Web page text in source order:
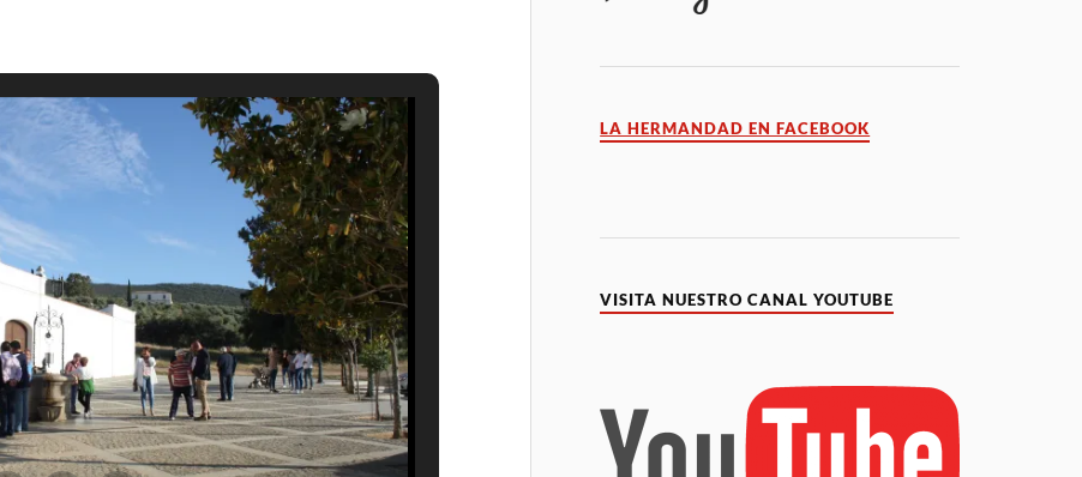
LA HERMANDAD EN FACEBOOK
VISITA NUESTRO CANAL YOUTUBE